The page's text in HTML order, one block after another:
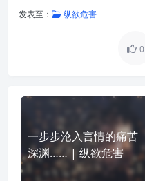
发表至： 纵欲危害
0
一步步沦入言情的痛苦
深渊…… | 纵欲危害